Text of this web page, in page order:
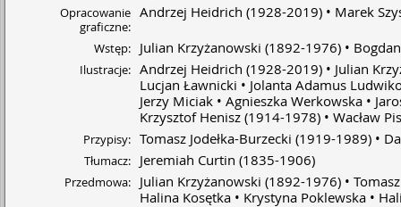
dużo rzeczy zapamiętałem i pewnie kiedyś przeczytam
jeszcze raz, jak będę starszy. Polecam ją osobom, które
była idealna, ale i tak daję 8 na 10. Minus jeden punkt
trudny język i minus jeden za długość – momentami
miałem wrażenie, że czytam bardzo długo, a jeszcze
zostało. Ale ogólnie książka była naprawdę dobra.
Opracowanie
graficzne:
Andrzej Heidrich (1928-2019) Marek
Wstęp: Julian Krzyżanowski (1892-1976)
Ilustracje: Andrzej Heidrich (1928-2019)
Julian
Lucjan Ławnicki
Jolanta Adamus
Jerzy Miciak
Agnieszka Werkowska
Krzysztof Henisz (1914-1978) Wacław
Przypisy: Tomasz Jodełka-Burzecki (1919-1989)
Tłumacz: Jeremiah Curtin (1835-1906)
Przedmowa: Julian Krzyżanowski (1892-1976)
Halina Kosętka
Krystyna Poklewska